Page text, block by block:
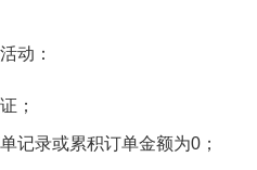
动：
；
记录或累积订单金额为0；